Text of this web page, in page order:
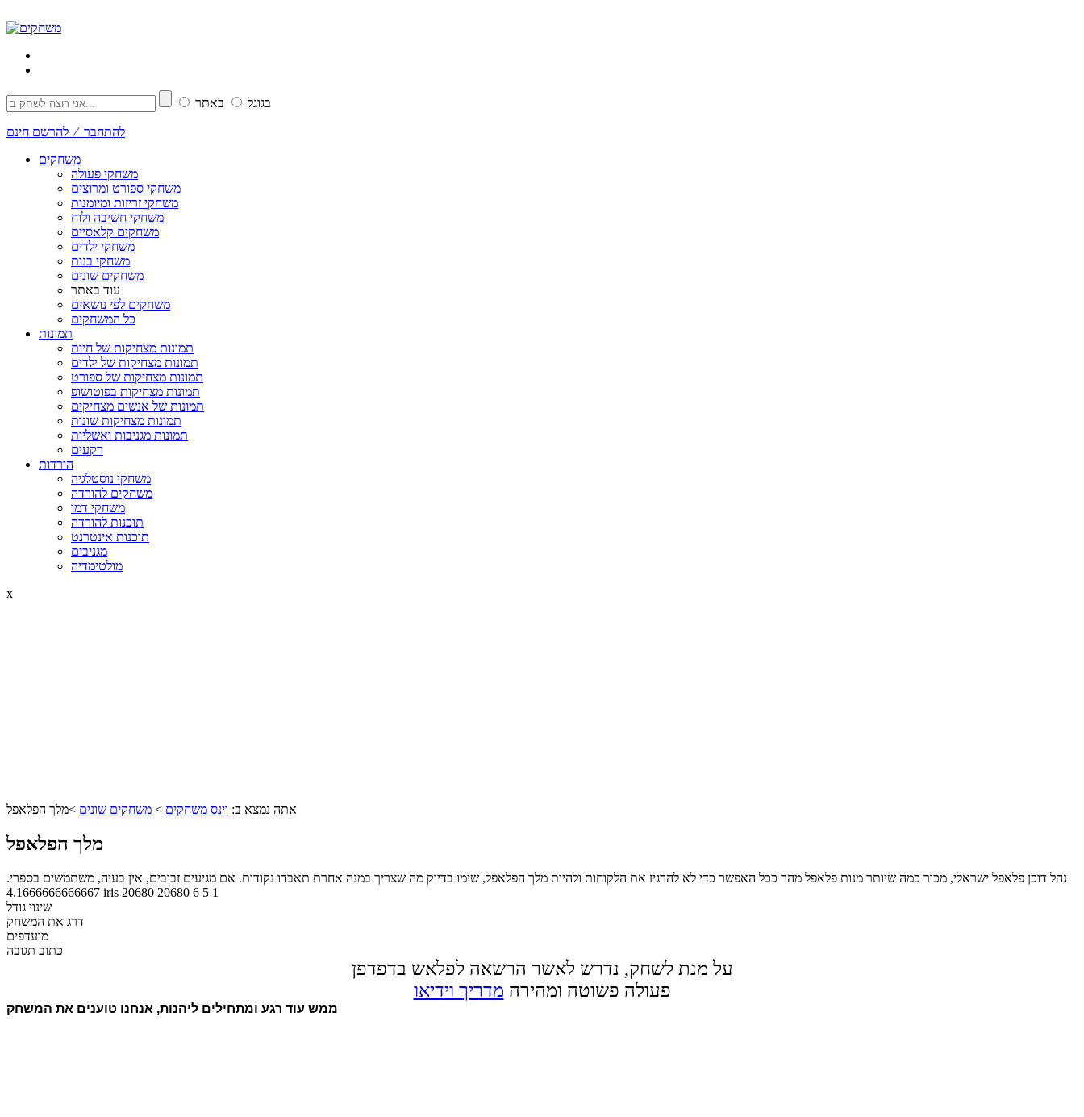
בגוגל באתר
להתחבר ⁄ להרשם חינם
משחקים
משחקי פעולה
משחקי ספורט ומרוצים
משחקי זריזות ומיומנות
משחקי חשיבה ולוח
משחקים קלאסיים
משחקי ילדים
משחקי בנות
משחקים שונים
עוד באתר
משחקים לפי נושאים
כל המשחקים
תמונות
תמונות מצחיקות של חיות
תמונות מצחיקות של ילדים
תמונות מצחיקות של ספורט
תמונות מצחיקות בפוטושופ
תמונות של אנשים מצחיקים
תמונות מצחיקות שונות
תמונות מגניבות ואשליות
רקעים
הורדות
משחקי נוסטלגיה
משחקים להורדה
משחקי דמו
תוכנות להורדה
תוכנות אינטרנט
מגניבים
מולטימדיה
x
אתה נמצא ב: וינס משחקים > משחקים שונים >מלך הפלאפל
מלך הפלאפל
נהל דוכן פלאפל ישראלי, מכור כמה שיותר מנות פלאפל מהר ככל האפשר כדי לא להרגיז את הלקוחות ולהיות מלך הפלאפל, שימו בדיוק מה שצריך במנה אחרת תאבדו נקודות. אם מגיעים זבובים, אין בעיה, משתמשים בספרי.
4.1666666666667 iris 20680 20680 6 5 1
שינוי גודל
דרג את המשחק
מועדפים
כתוב תגובה
על מנת לשחק, נדרש לאשר הרשאה לפלאש בדפדפן
פעולה פשוטה ומהירה מדריך וידיאו
ממש עוד רגע ומתחילים ליהנות, אנחנו טוענים את המשחק